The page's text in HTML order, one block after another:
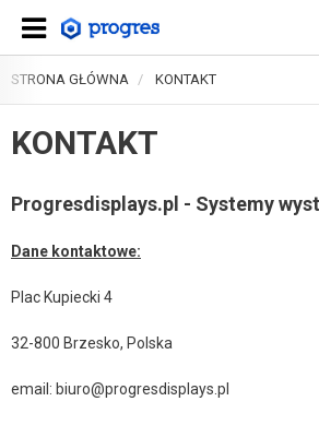
STRONA GŁÓWNA KONTAKT
KONTAKT
Progresdisplays.pl - Systemy
Dane kontaktowe:
Plac Kupiecki 4
32-800 Brzesko, Polska
email: biuro@progresdisplays.pl